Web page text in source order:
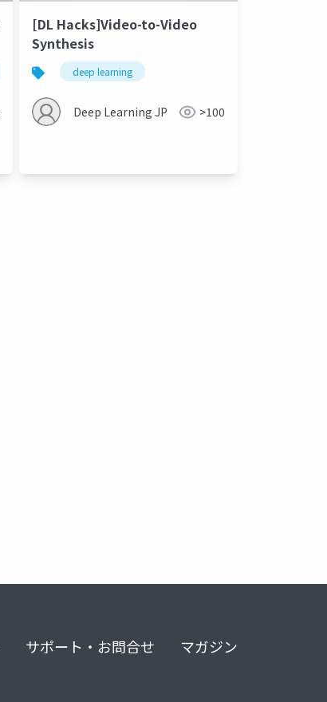
manga rereading
[DL Hacks]Video-to-Video
Synthesis
deep learning
Deep Learning JP >100
サポート・お問合せ マガジン